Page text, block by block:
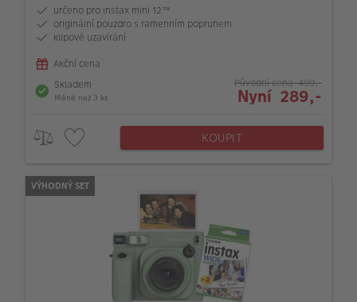
určeno pro instax mini 12™
originální pouzdro s ramenním popruhem
klipové uzavírání
Akční cena
Skladem
Méně než 3 ks
Původní cena 499,-
Nyní 289,-
KOUPIT
VÝHODNÝ SET